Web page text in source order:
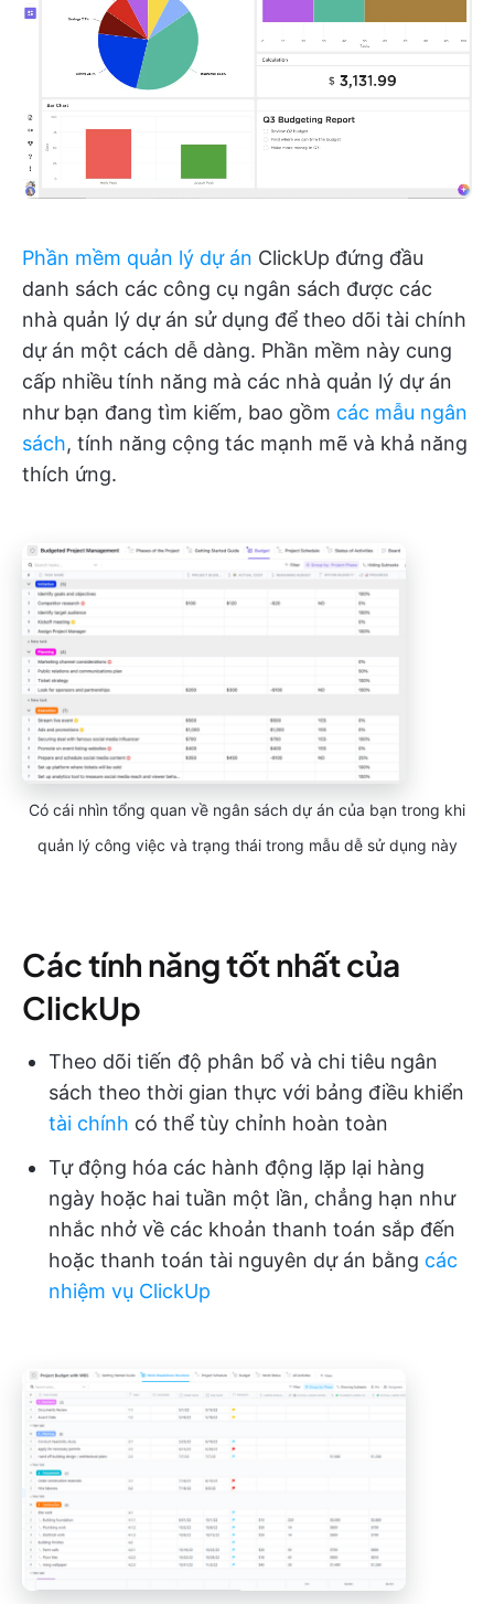
Phần mềm quản lý dự án ClickUp đứng đầu
danh sách các công cụ ngân sách được các
nhà quản lý dự án sử dụng để theo dõi tài chính
dự án một cách dễ dàng. Phần mềm này cung
cấp nhiều tính năng mà các nhà quản lý dự án
như bạn đang tìm kiếm, bao gồm các mẫu ngân
sách, tính năng cộng tác mạnh mẽ và khả năng
thích ứng.
Có cái nhìn tổng quan về ngân sách dự án của bạn trong khi
quản lý công việc và trạng thái trong mẫu dễ sử dụng này
Các tính năng tốt nhất của
ClickUp
Theo dõi tiến độ phân bổ và chi tiêu ngân
sách theo thời gian thực với bảng điều khiển
tài chính có thể tùy chỉnh hoàn toàn
Tự động hóa các hành động lặp lại hàng
ngày hoặc hai tuần một lần, chẳng hạn như
nhắc nhở về các khoản thanh toán sắp đến
hoặc thanh toán tài nguyên dự án bằng các
nhiệm vụ ClickUp